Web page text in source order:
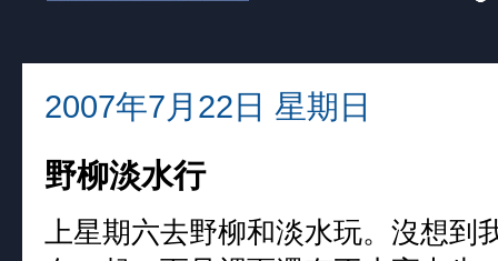
2007年7月22日 星期日
野柳淡水行
上星期六去野柳和淡水玩。沒想